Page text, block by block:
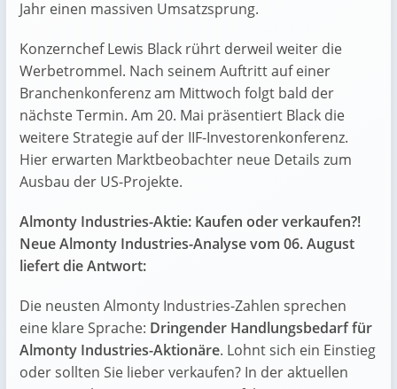
Jahr einen massiven Umsatzsprung.
Konzernchef Lewis Black rührt derweil weiter die
Werbetrommel. Nach seinem Auftritt auf einer
Branchenkonferenz am Mittwoch folgt bald der
nächste Termin. Am 20. Mai präsentiert Black die
weitere Strategie auf der IIF-Investorenkonferenz.
Hier erwarten Marktbeobachter neue Details zum
Ausbau der US-Projekte.
Almonty Industries-Aktie: Kaufen oder verkaufen?!
Neue Almonty Industries-Analyse vom 06. August
liefert die Antwort:
Die neusten Almonty Industries-Zahlen sprechen
eine klare Sprache: Dringender Handlungsbedarf für
Almonty Industries-Aktionäre. Lohnt sich ein Einstieg
oder sollten Sie lieber verkaufen? In der aktuellen